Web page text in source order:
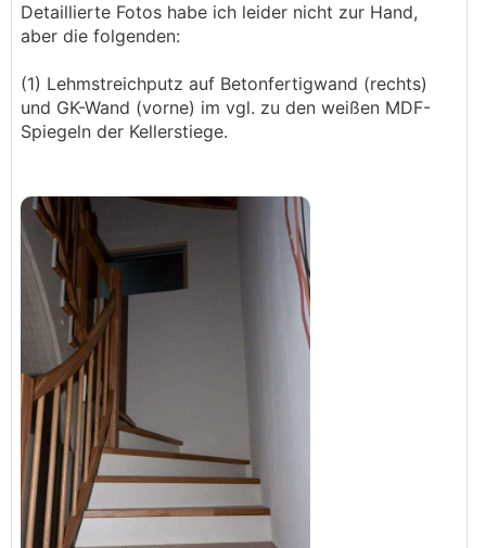
Detaillierte Fotos habe ich leider nicht zur Hand,
aber die folgenden:
(1) Lehmstreichputz auf Betonfertigwand (rechts)
und GK-Wand (vorne) im vgl. zu den weißen MDF-
Spiegeln der Kellerstiege.